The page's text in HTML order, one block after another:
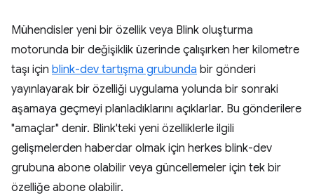
Mühendisler yeni bir özellik veya Blink oluşturma
motorunda bir değişiklik üzerinde çalışırken her kilometre
taşı için blink-dev tartışma grubunda bir gönderi
yayınlayarak bir özelliği uygulama yolunda bir sonraki
aşamaya geçmeyi planladıklarını açıklarlar. Bu gönderilere
"amaçlar" denir. Blink'teki yeni özelliklerle ilgili
gelişmelerden haberdar olmak için herkes blink-dev
grubuna abone olabilir veya güncellemeler için tek bir
özelliğe abone olabilir.